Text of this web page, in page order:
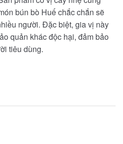
bún bò Huế chắc chắn sẽ
người. Đặc biệt, gia vị này
quản khác độc hại, đảm bảo
tiêu dùng.